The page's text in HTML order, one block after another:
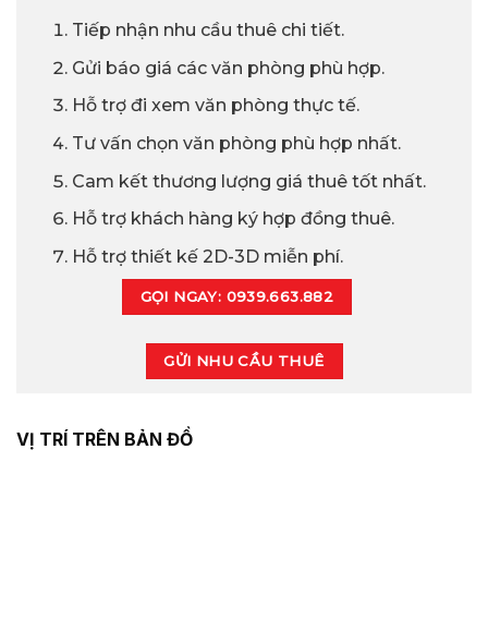
Tiếp nhận nhu cầu thuê chi tiết.
Gửi báo giá các văn phòng phù hợp.
Hỗ trợ đi xem văn phòng thực tế.
Tư vấn chọn văn phòng phù hợp nhất.
Cam kết thương lượng giá thuê tốt nhất.
Hỗ trợ khách hàng ký hợp đồng thuê.
Hỗ trợ thiết kế 2D-3D miễn phí.
GỌI NGAY: 0939.663.882
GỬI NHU CẦU THUÊ
VỊ TRÍ TRÊN BẢN ĐỒ